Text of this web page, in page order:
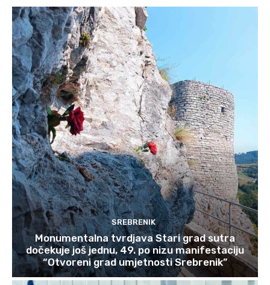
SREBRENIK
Monumentalna tvrdjava Stari grad sutra
dočekuje još jednu, 49. po nizu manifestaciju
“Otvoreni grad umjetnosti Srebrenik”